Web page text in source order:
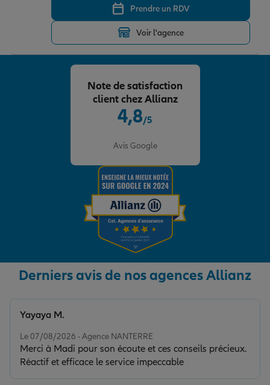
Prendre un RDV
Voir l'agence
4,8/5
Avis Google
Note de satisfaction
client chez Allianz
Derniers avis de nos agences Allianz
Le 07/08/2026 - Agence NANTERRE
Merci à Madi pour son écoute et ces conseils précieux.
Réactif et efficace le service impeccable
Yayaya M.